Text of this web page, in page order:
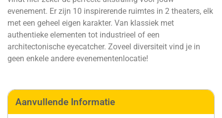
evenement. Er zijn 10 inspirerende ruimtes in 2 theaters, elk
met een geheel eigen karakter. Van klassiek met
authentieke elementen tot industrieel of een
architectonische eyecatcher. Zoveel diversiteit vind je in
geen enkele andere evenementenlocatie!
Aanvullende Informatie